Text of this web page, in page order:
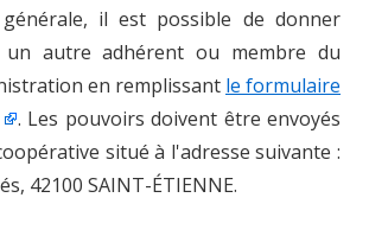
il est possible de donner
autre adhérent ou membre du
en remplissant le formulaire
. Les pouvoirs doivent être envoyés
situé à l'adresse suivante :
42100 SAINT-ÉTIENNE.